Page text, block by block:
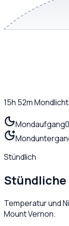
15h 52m
Mondaufgang
Stündlich
Stündliche
Temperatur und
Mount Vernon.